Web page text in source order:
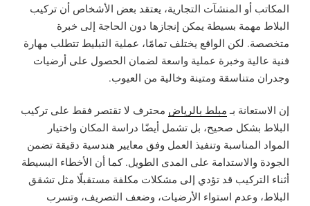
المكاتب أو المنشآت التجارية، يعتقد بعض الأشخاص أن تركيب
البلاط مهمة بسيطة يمكن إنجازها دون الحاجة إلى خبرة
متخصصة. لكن الواقع يختلف تمامًا، عملية التبليط تتطلب مهارة
فنية عالية وخبرة عملية واسعة لضمان الحصول على أرضيات
وجدران متناسقة ومتينة وخالية من العيوب.
إن الاستعانة بـ مبلط بالرياض محترف لا تقتصر فقط على تركيب
البلاط بشكل صحيح، بل تشمل أيضًا دراسة المكان واختيار
المواد المناسبة وتنفيذ العمل وفق معايير هندسية دقيقة تضمن
الجودة والاستدامة على المدى الطويل. كما أن الأخطاء البسيطة
أثناء التركيب قد تؤدي إلى مشكلات مكلفة مستقبلًا مثل تشقق
البلاط، وعدم استواء الأرضيات، وضعف التصريف، وتسرب